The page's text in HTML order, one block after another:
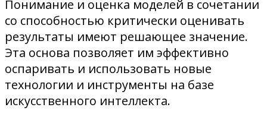
Понимание и оценка моделей в сочетании
со способностью критически оценивать
результаты имеют решающее значение.
Эта основа позволяет им эффективно
оспаривать и использовать новые
технологии и инструменты на базе
искусственного интеллекта.